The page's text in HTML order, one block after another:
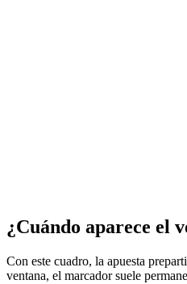
¿Cuándo aparece el
Con este cuadro, la apuesta
ventana, el marcador suele